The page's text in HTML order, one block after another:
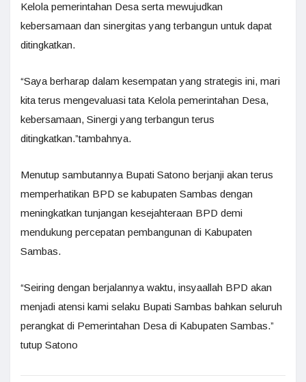
Kelola pemerintahan Desa serta mewujudkan
kebersamaan dan sinergitas yang terbangun untuk dapat
ditingkatkan.
“Saya berharap dalam kesempatan yang strategis ini, mari
kita terus mengevaluasi tata Kelola pemerintahan Desa,
kebersamaan, Sinergi yang terbangun terus
ditingkatkan.”tambahnya.
Menutup sambutannya Bupati Satono berjanji akan terus
memperhatikan BPD se kabupaten Sambas dengan
meningkatkan tunjangan kesejahteraan BPD demi
mendukung percepatan pembangunan di Kabupaten
Sambas.
“Seiring dengan berjalannya waktu, insyaallah BPD akan
menjadi atensi kami selaku Bupati Sambas bahkan seluruh
perangkat di Pemerintahan Desa di Kabupaten Sambas.”
tutup Satono